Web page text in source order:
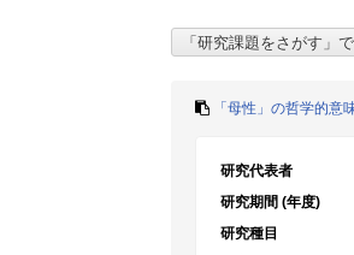
「母性」の哲学的意
研究代表者
研究期間 (年度)
研究種目